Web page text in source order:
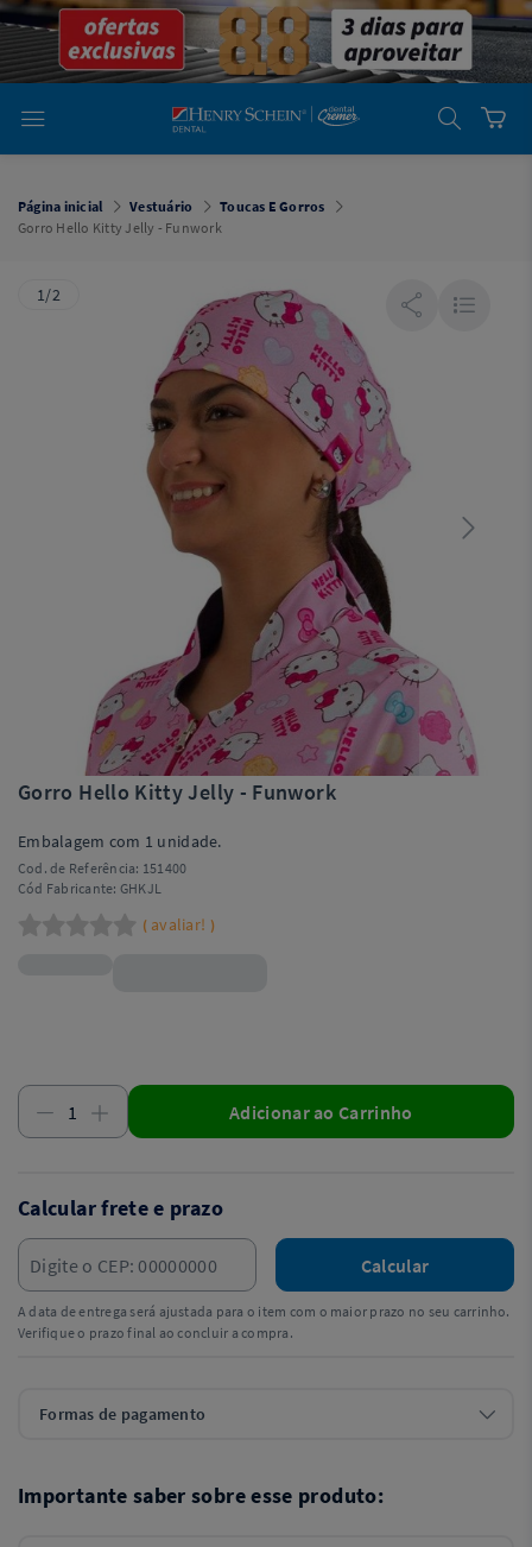
emDental
Cremer -
Henry Schein
Laboratório
Laboratório
Cremer -
Henry Schein
Equipamentos
Você está
Dental
Software
Odontológico
Página inicial Vestuário
Toucas E Gorros
Gorro Hello Kitty Jelly - Funwork
1/2
Gorro Hello Kitty Jelly - Funwork
Embalagem com 1 unidade.
Cod. de Referência: 151400
Cód Fabricante: GHKJL
( avaliar! )
Adicionar ao Carrinho
Calcular frete e prazo
Calcular
A data de entrega será ajustada para o item com o maior prazo no seu carrinho.
Verifique o prazo final ao concluir a compra.
Formas de pagamento
Importante saber sobre esse produto: